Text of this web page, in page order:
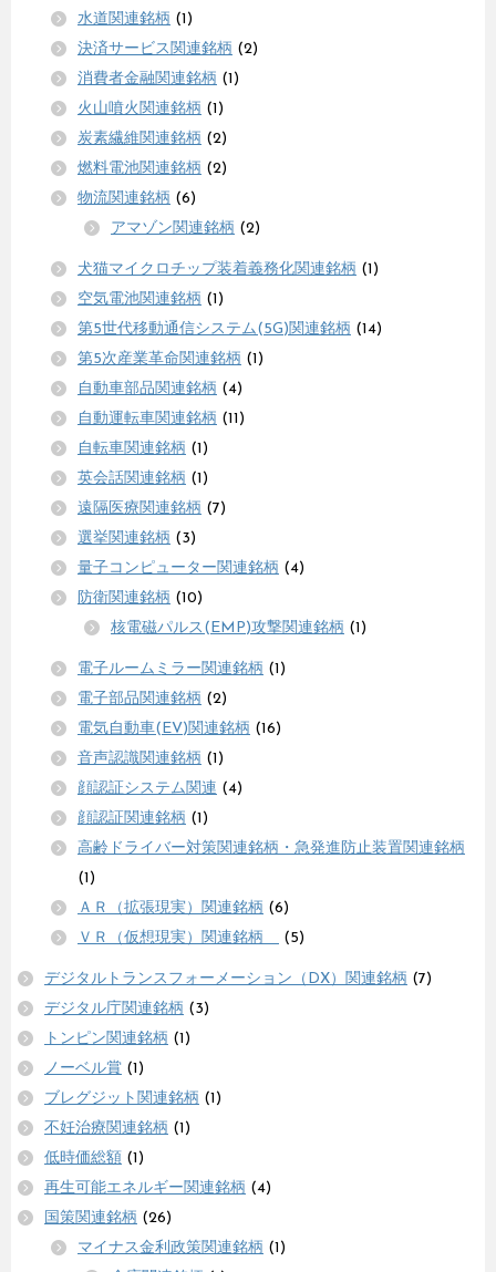
水道関連銘柄 (1)
決済サービス関連銘柄 (2)
消費者金融関連銘柄 (1)
火山噴火関連銘柄 (1)
炭素繊維関連銘柄 (2)
燃料電池関連銘柄 (2)
物流関連銘柄 (6)
アマゾン関連銘柄 (2)
犬猫マイクロチップ装着義務化関連銘柄 (1)
空気電池関連銘柄 (1)
第5世代移動通信システム(5G)関連銘柄 (14)
第5次産業革命関連銘柄 (1)
自動車部品関連銘柄 (4)
自動運転車関連銘柄 (11)
自転車関連銘柄 (1)
英会話関連銘柄 (1)
遠隔医療関連銘柄 (7)
選挙関連銘柄 (3)
量子コンピューター関連銘柄 (4)
防衛関連銘柄 (10)
核電磁パルス(EMP)攻撃関連銘柄 (1)
電子ルームミラー関連銘柄 (1)
電子部品関連銘柄 (2)
電気自動車(EV)関連銘柄 (16)
音声認識関連銘柄 (1)
顔認証システム関連 (4)
顔認証関連銘柄 (1)
高齢ドライバー対策関連銘柄・急発進防止装置関連銘柄
(1)
ＡＲ（拡張現実）関連銘柄 (6)
ＶＲ（仮想現実）関連銘柄
(5)
デジタルトランスフォーメーション（DX）関連銘柄 (7)
デジタル庁関連銘柄 (3)
トンピン関連銘柄 (1)
ノーベル賞 (1)
ブレグジット関連銘柄 (1)
不妊治療関連銘柄 (1)
低時価総額 (1)
再生可能エネルギー関連銘柄 (4)
国策関連銘柄 (26)
マイナス金利政策関連銘柄 (1)